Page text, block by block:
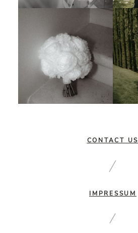
IMPRESSUM
CONTACT US